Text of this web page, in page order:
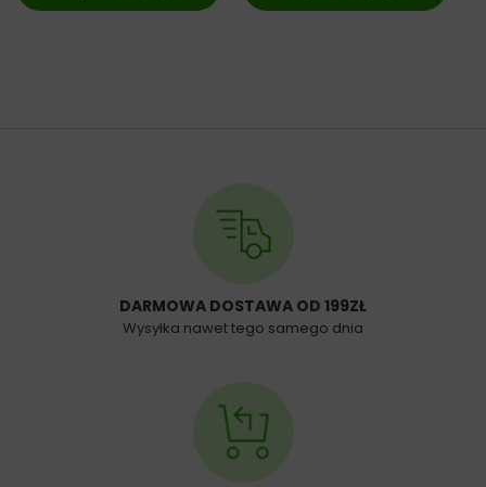
DARMOWA DOSTAWA OD 199ZŁ
Wysyłka nawet tego samego dnia